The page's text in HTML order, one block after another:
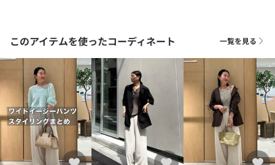
このアイテムを使ったコーディネート 一覧を見る